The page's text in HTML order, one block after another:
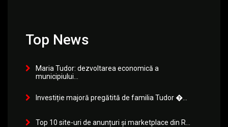
Top News
Maria Tudor: dezvoltarea economică a
municipiului...
Investiție majoră pregătită de familia Tudor �...
Top 10 site-uri de anunțuri și marketplace din R...